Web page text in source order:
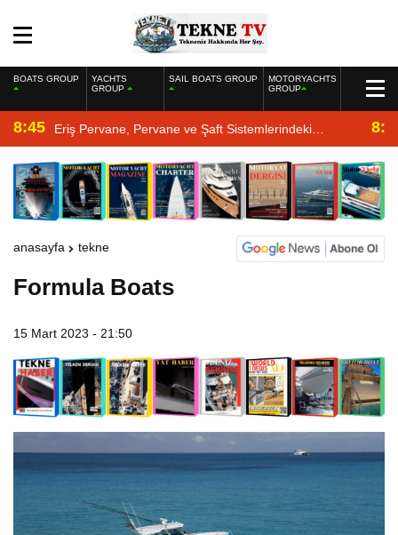
BOATS GROUP
YACHTS
GROUP
SAIL BOATS GROUP
MOTORYACHTS
GROUP
8:45 Eriş Pervane, Pervane ve Şaft Sistemlerindeki
Uzmanlığıyla Yat Dergisi’nde
anasayfa tekne
Formula Boats
15 Mart 2023 - 21:50